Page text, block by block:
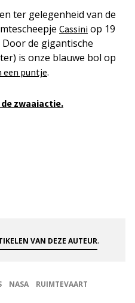
ter gelegenheid van de
Cassini op 19
de gigantische
is onze blauwe bol op
een puntje.
zwaaiactie.
VAN DEZE AUTEUR.
NASA
RUIMTEVAART